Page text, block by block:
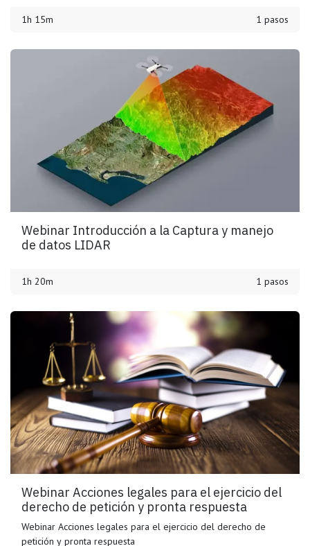
1h 15m 1 pasos
Webinar Introducción a la Captura y manejo
de datos LIDAR
1h 20m 1 pasos
Webinar Acciones legales para el ejercicio del
derecho de petición y pronta respuesta
Webinar Acciones legales para el ejercicio del derecho de
petición y pronta respuesta